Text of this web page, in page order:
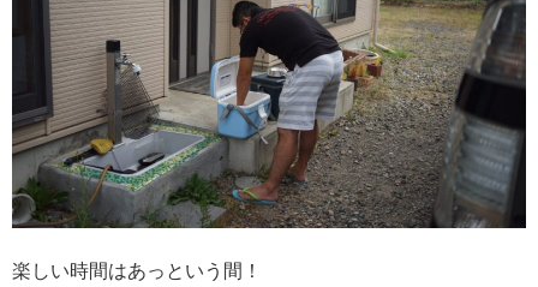
楽しい時間はあっという間！